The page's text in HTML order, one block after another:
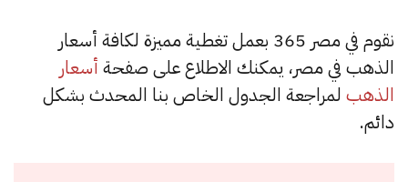
نقوم في مصر 365 بعمل تغطية مميزة لكافة أسعار
الذهب في مصر، يمكنك الاطلاع على صفحة أسعار
الذهب لمراجعة الجدول الخاص بنا المحدث بشكل
دائم.